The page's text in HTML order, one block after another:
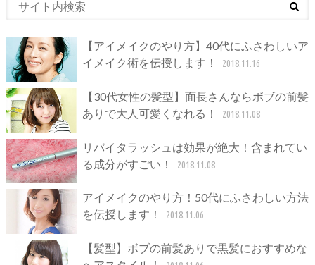
【アイメイクのやり方】40代にふさわしいア
イメイク術を伝授します！
2018.11.16
【30代女性の髪型】面長さんならボブの前髪
ありで大人可愛くなれる！
2018.11.08
リバイタラッシュは効果が絶大！含まれてい
る成分がすごい！
2018.11.08
アイメイクのやり方！50代にふさわしい方法
を伝授します！
2018.11.06
【髪型】ボブの前髪ありで黒髪におすすめな